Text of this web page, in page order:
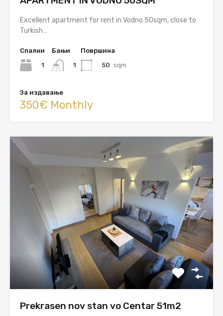
Excellent apartment for rent in Vodno 50sqm, close to
Turkish…
Спални
1
Бањи
1
Површина
50 sqm
За издавање
350€ Monthly
Prekrasen nov stan vo Centar 51m2